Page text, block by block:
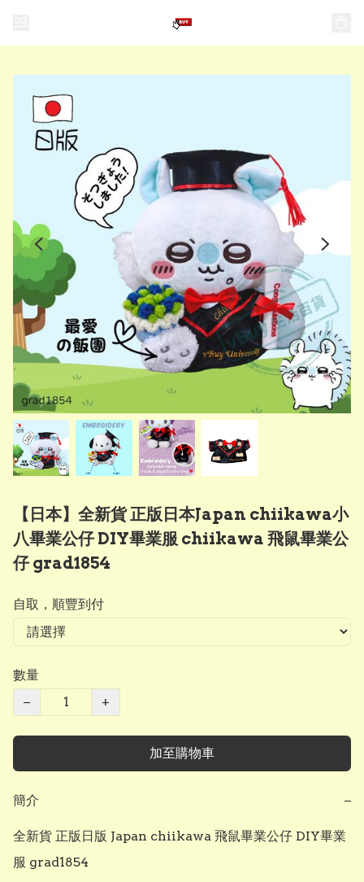
【日本】全新貨 正版日本Japan chiikawa小
八畢業公仔 DIY畢業服 chiikawa 飛鼠畢業公
仔 grad1854
自取，順豐到付
數量
−
+
加至購物車
簡介 −
全新貨 正版日版 Japan chiikawa 飛鼠畢業公仔 DIY畢業
服 grad1854